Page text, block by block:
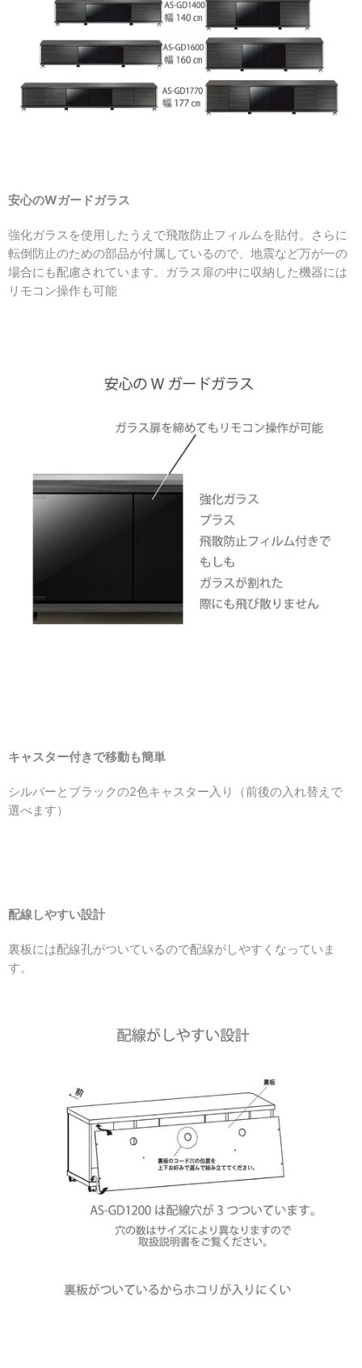
安心のWガードガラス
強化ガラスを使用したうえで飛散防止フィルムを貼付。
さらに
転倒防止のための部品が付属しているので、 地震など万が一の
場合にも配慮されています。
ガラス扉の中に収納した機器には
リモコン操作も可能
キャスター付きで移動も簡単
シルバーとブラックの2色キャスター入り（前後の入れ替えで
選べます）
配線しやすい設計
裏板には配線孔がついているので配線がしやすくなっていま
す。